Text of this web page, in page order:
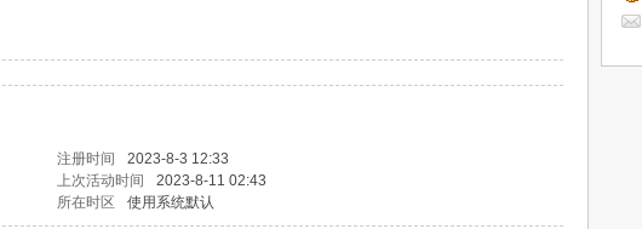
注册时间
2023-8-3 12:33
上次活动时间
2023-8-11 02:43
所在时区 使用系统默认